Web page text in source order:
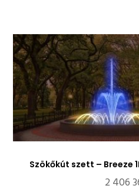
Szökőkút szett – Breeze
2 406